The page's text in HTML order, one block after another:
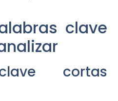
clave
cortas